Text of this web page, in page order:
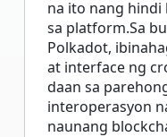
na ito nang
sa platform.Sa
Polkadot,
at interface ng
daan sa
interoperasyon
naunang